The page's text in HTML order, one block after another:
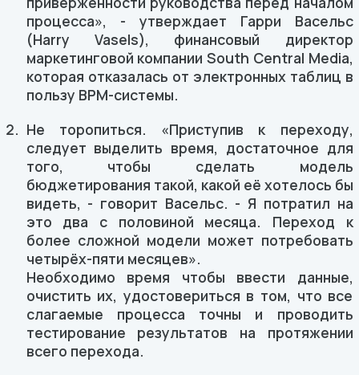
процесса», - утверждает Гарри Васельс
(Harry Vasels), финансовый директор
маркетинговой компании South Central Media,
которая отказалась от электронных таблиц в
пользу BPM-системы.
Не торопиться. «Приступив к переходу,
следует выделить время, достаточное для
того, чтобы сделать модель
бюджетирования такой, какой её хотелось бы
видеть, - говорит Васельс. - Я потратил на
это два с половиной месяца. Переход к
более сложной модели может потребовать
четырёх-пяти месяцев».
Необходимо время чтобы ввести данные,
очистить их, удостовериться в том, что все
слагаемые процесса точны и проводить
тестирование результатов на протяжении
всего перехода.